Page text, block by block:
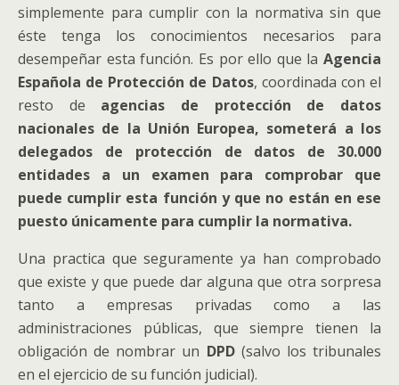
simplemente para cumplir con la normativa sin que
éste tenga los conocimientos necesarios para
desempeñar esta función. Es por ello que la Agencia
Española de Protección de Datos, coordinada con el
resto de agencias de protección de datos
nacionales de la Unión Europea, someterá a los
delegados de protección de datos de 30.000
entidades a un examen para comprobar que
puede cumplir esta función y que no están en ese
puesto únicamente para cumplir la normativa.
Una practica que seguramente ya han comprobado
que existe y que puede dar alguna que otra sorpresa
tanto a empresas privadas como a las
administraciones públicas, que siempre tienen la
obligación de nombrar un DPD(salvo los tribunales
en el ejercicio de su función judicial).